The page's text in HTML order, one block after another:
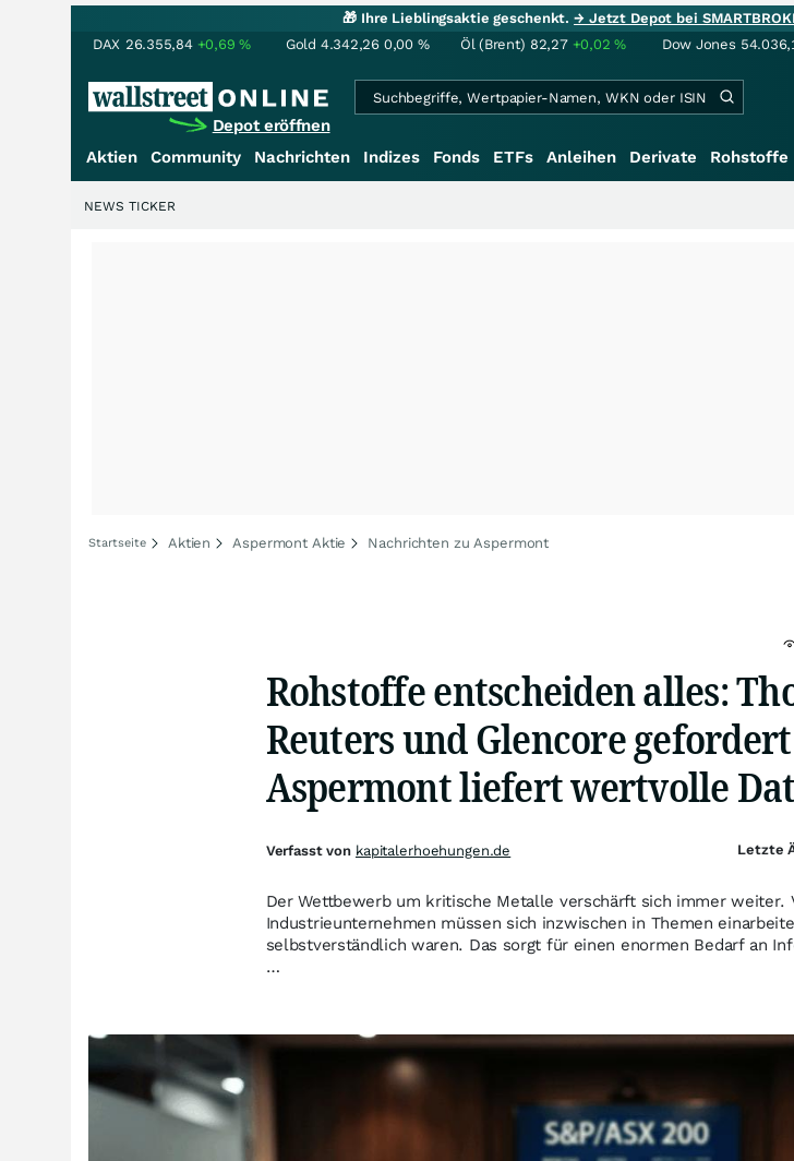
🎁 Ihre Lieblingsaktie geschenkt.→ Jetzt Depot bei
DAX 26.355,84 +0,69% Gold 4.342,26 0,00 % Öl (Brent) 82,27 +0,02% Dow Jones
Depot eröffnen
Aktien Community Nachrichten Indizes Fonds ETFs Anleihen Derivate Rohstoffe
NEWS TICKER
Startseite Aktien Aspermont Aktie Nachrichten zu Aspermont
Rohstoffe entscheiden alles:
Reuters und Glencore
Aspermont liefert wertvolle
Der Wettbewerb um kritische Metalle verschärft sich immer weiter.
Industrieunternehmen müssen sich inzwischen in Themen
selbstverständlich waren. Das sorgt für einen enormen Bedarf an
…
Verfasst von kapitalerhoehungen.de Letzte